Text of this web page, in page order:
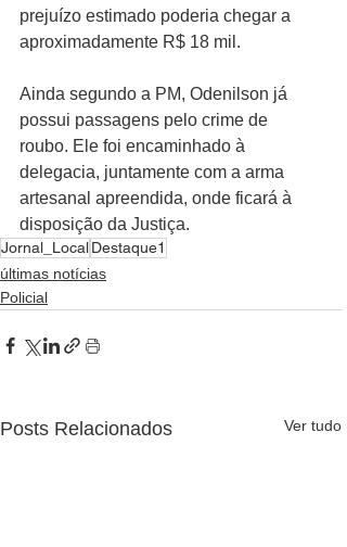
prejuízo estimado poderia chegar a
aproximadamente R$ 18 mil.
Ainda segundo a PM, Odenilson já
possui passagens pelo crime de
roubo. Ele foi encaminhado à
delegacia, juntamente com a arma
artesanal apreendida, onde ficará à
disposição da Justiça.
Jornal_LocalDestaque1
últimas notícias
Policial
Posts Relacionados Ver tudo